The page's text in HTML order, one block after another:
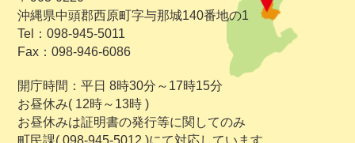
沖縄県中頭郡西原町字与那城140番地の1
Tel：098-945-5011
Fax：098-946-6086
開庁時間：平日 8時30分～17時15分
お昼休み( 12時～13時 )
お昼休みは証明書の発行等に関してのみ
町民課( 098-945-5012 )にて対応しています。